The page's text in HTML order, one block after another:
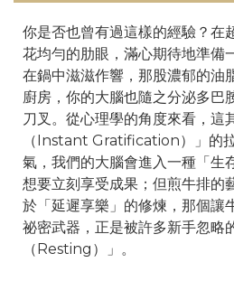
你是否也曾有過這樣的經驗？在
花均勻的肋眼，滿心期待地準備
在鍋中滋滋作響，那股濃郁的油
廚房，你的大腦也隨之分泌多巴
刀叉。從心理學的角度來看，這
（Instant Gratification）」的
氣，我們的大腦會進入一種「生
想要立刻享受成果；但煎牛排的
於「延遲享樂」的修煉，那個讓
祕密武器，正是被許多新手忽略
（Resting）」。